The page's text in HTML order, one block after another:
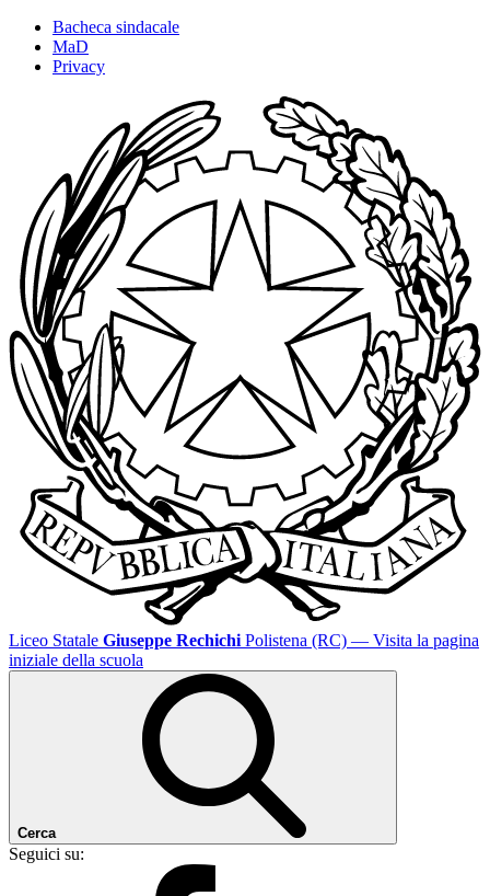
Bacheca sindacale
MaD
Privacy
Liceo Statale Giuseppe Rechichi Polistena (RC) — Visita la pagina
iniziale della scuola
Cerca
Seguici su: